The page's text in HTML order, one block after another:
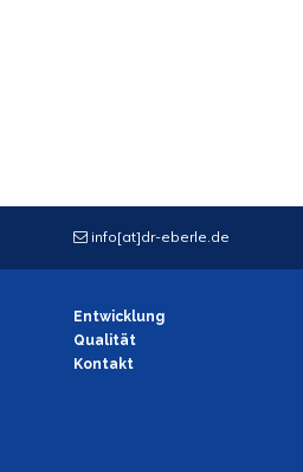
info[at]dr-eberle.de
Entwicklung
Qualität
Kontakt